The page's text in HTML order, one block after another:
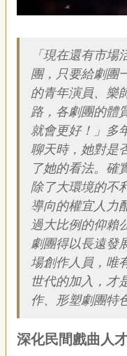
私
「現在還有市
團，只要給劇團
的青年演員、樂
路，各劇團的體
就會更好！」多
聊天時，她對是
了她的看法。確
除了大環境的不
導向的權宜人力
過大比例的仰賴
劇團得以長遠發
場創作人員，唯
世代的加入，才
作、形塑劇團特
深化民間戲曲人才